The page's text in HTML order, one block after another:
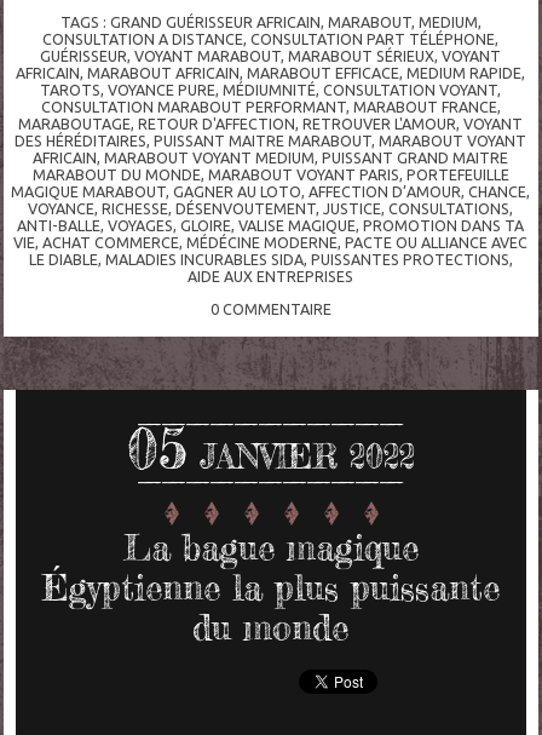
TAGS : GRAND GUÉRISSEUR AFRICAIN, MARABOUT, MEDIUM,
CONSULTATION A DISTANCE,CONSULTATION PART TÉLÉPHONE,
GUÉRISSEUR,VOYANT MARABOUT,MARABOUT SÉRIEUX,VOYANT
AFRICAIN,MARABOUT AFRICAIN,MARABOUT EFFICACE,MEDIUM RAPIDE,
TAROTS,VOYANCE PURE,MÉDIUMNITÉ,CONSULTATION VOYANT,
CONSULTATION MARABOUT PERFORMANT, MARABOUT FRANCE,
MARABOUTAGE,RETOUR D'AFFECTION,RETROUVER L'AMOUR,VOYANT
DES HÉRÉDITAIRES,PUISSANT MAITRE MARABOUT,MARABOUT VOYANT
AFRICAIN,MARABOUT VOYANT MEDIUM,PUISSANT GRAND MAITRE
MARABOUT DU MONDE, MARABOUT VOYANT PARIS, PORTEFEUILLE
MAGIQUE MARABOUT,GAGNER AU LOTO,AFFECTION D’AMOUR,CHANCE,
VOYANCE,RICHESSE,DÉSENVOUTEMENT,JUSTICE,CONSULTATIONS,
ANTI-BALLE,VOYAGES,GLOIRE,VALISE MAGIQUE,PROMOTION DANS TA
VIE,ACHAT COMMERCE,MÉDÉCINE MODERNE,PACTE OU ALLIANCE AVEC
LE DIABLE, MALADIES INCURABLES SIDA, PUISSANTES PROTECTIONS,
AIDE AUX ENTREPRISES
0 COMMENTAIRE
05 JANVIER 2022
La bague magique
Égyptienne la plus puissante
du monde